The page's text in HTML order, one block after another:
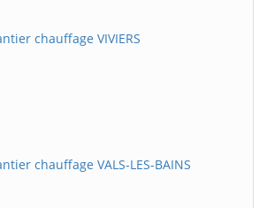
chauffage VIVIERS
chauffage VALS-LES-BAINS